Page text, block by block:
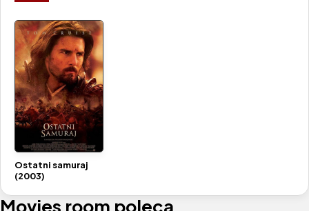
Movies room poleca
Ostatni samuraj
(2003)